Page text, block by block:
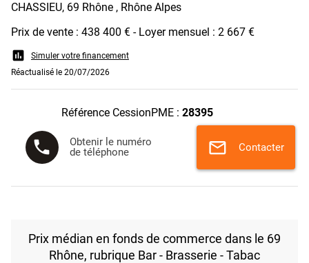
CHASSIEU, 69 Rhône , Rhône Alpes
Prix de vente : 438 400 € - Loyer mensuel : 2 667 €
assessment
Simuler votre financement
Réactualisé le 20/07/2026
Référence CessionPME : 28395
phone
Obtenir le numéro
de téléphone
mail Contacter
Prix médian en fonds de commerce dans le 69
Rhône, rubrique Bar - Brasserie - Tabac